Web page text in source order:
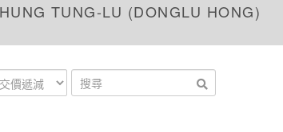
TUNG-LU (DONGLU HONG)